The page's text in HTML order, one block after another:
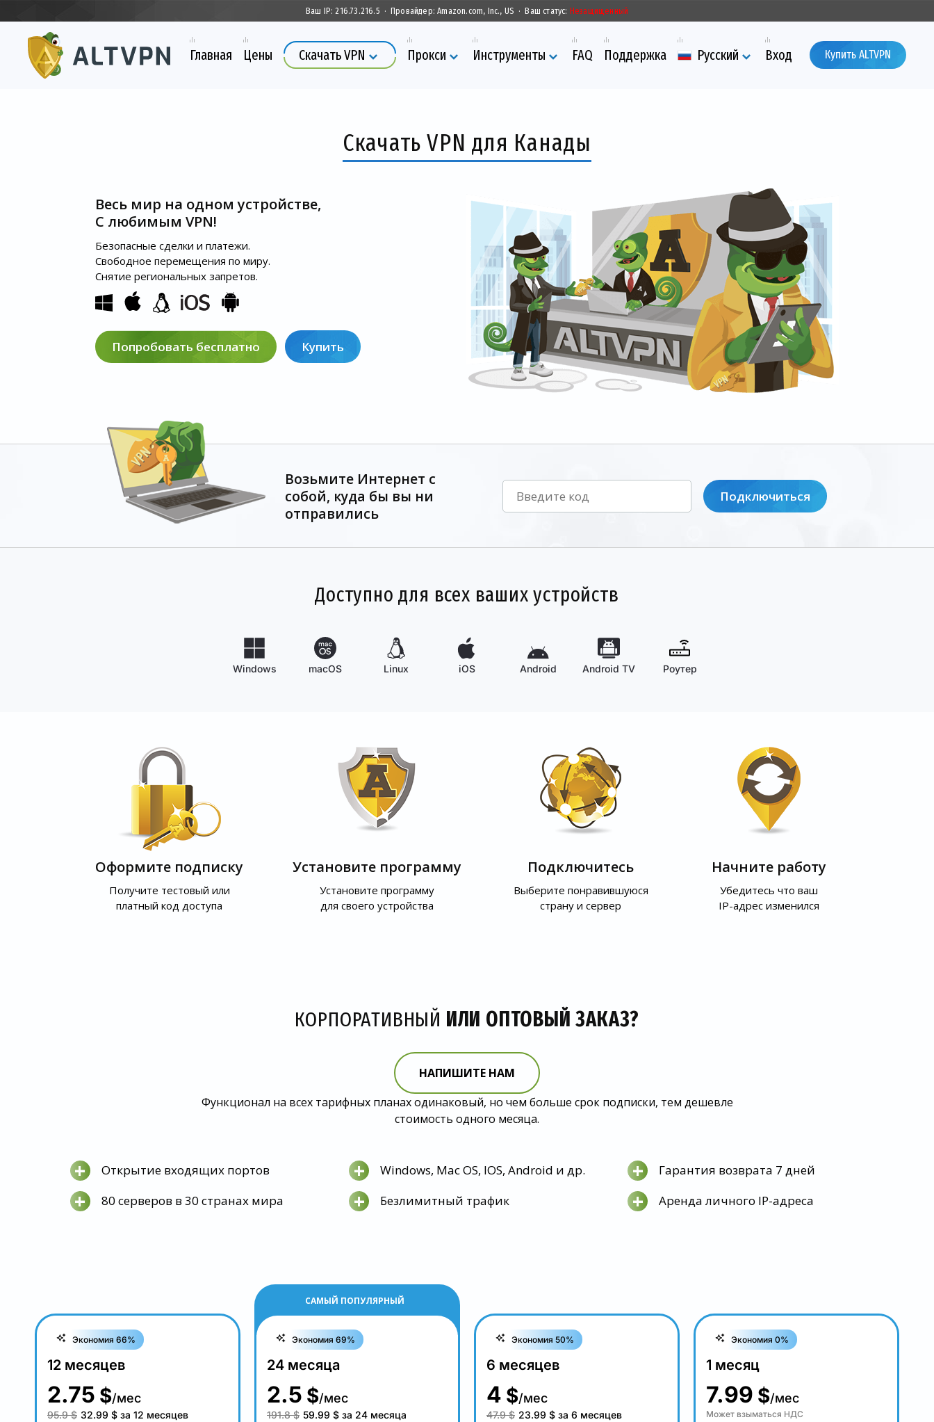
Ваш IP:216.73.216.5 · Провайдер:Amazon.com, Inc., US · Ваш статус: Незащищенный
Главная Цены Скачать VPN Прокси Инструменты FAQ Поддержка Русский Вход Купить ALTVPN
Скачать VPN для Канады
Весь мир на одном устройстве,
С любимым VPN!
Безопасные сделки и платежи.
Свободное перемещения по миру.
Снятие региональных запретов.
Попробовать бесплатно Купить
Возьмите Интернет с
собой, куда бы вы ни
отправились
Подключиться
Доступно для всех ваших устройств
Windows macOS Linux iOS Android Android TV Роутер
Оформите подписку
Получите тестовый или
платный код доступа
Установите программу
Установите программу
для своего устройства
Подключитесь
Выберите понравившуюся
страну и сервер
Начните работу
Убедитесь что ваш
IP-адрес изменился
КОРПОРАТИВНЫЙ ИЛИ ОПТОВЫЙ ЗАКАЗ?
НАПИШИТЕ НАМ
Функционал на всех тарифных планах одинаковый, но чем больше срок подписки, тем дешевле
стоимость одного месяца.
+ Открытие входящих портов + Windows, Mac OS, IOS, Android и др. + Гарантия возврата 7 дней
+ 80 серверов в 30 странах мира + Безлимитный трафик + Аренда личного IP-адреса
САМЫЙ ПОПУЛЯРНЫЙ
Экономия 69%
24 месяца
2.5 $/мес
191.8 $ 59.99 $ за 24 месяца
Экономия 66%
12 месяцев
2.75 $/мес
95.9 $ 32.99 $ за 12 месяцев
Экономия 50%
6 месяцев
4 $/мес
47.9 $ 23.99 $ за 6 месяцев
Экономия 0%
1 месяц
7.99 $/мес
Может взыматься НДС